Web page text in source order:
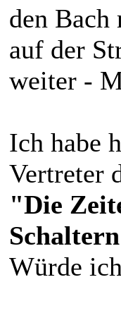
den Bach
auf der
weiter -
Ich habe
Vertreter
"Die
Würde